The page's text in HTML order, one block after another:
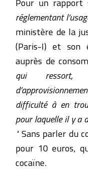
réglementant
ministère de la
(Paris-I) et son
auprès de
qui ressort,
difficulté à en
pour laquelle il y a
"Sans parler du
pour 10 euros,
cocaïne.